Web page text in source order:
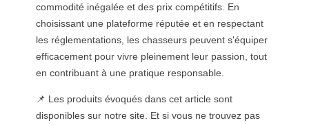
commodité inégalée et des prix compétitifs. En
choisissant une plateforme réputée et en respectant
les réglementations, les chasseurs peuvent s'équiper
efficacement pour vivre pleinement leur passion, tout
en contribuant à une pratique responsable.
📌 Les produits évoqués dans cet article sont
disponibles sur notre site. Et si vous ne trouvez pas